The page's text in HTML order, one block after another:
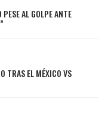
AL GOLPE ANTE
TRAS EL MÉXICO VS